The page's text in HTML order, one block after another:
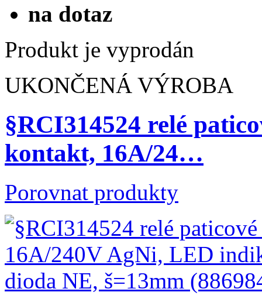
na dotaz
Produkt je vyprodán
UKONČENÁ VÝROBA
§RCI314524 relé
kontakt, 16A/24…
Porovnat produkty